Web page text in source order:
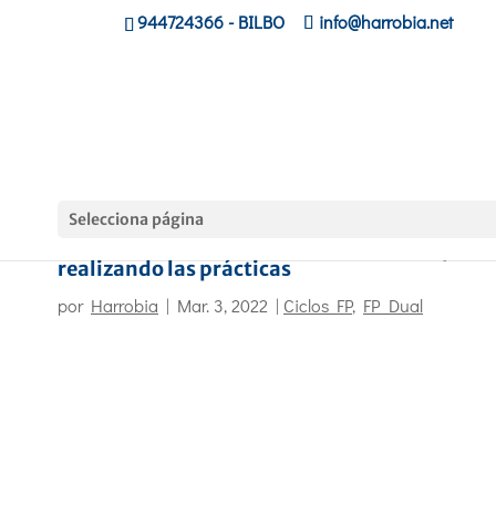
944724366- BILBO info@harrobia.net
Selecciona página
realizando las prácticas
por Harrobia | Mar. 3, 2022 | Ciclos FP, FP Dual